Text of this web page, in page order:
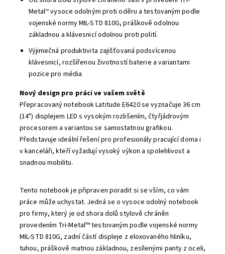
MetalTM vysoce odolným proti oděru a testovaným podle
vojenské normy MIL-STD 810G, práškově odolnou
základnou a klávesnicí odolnou proti polití.
Výjimečná produktivita zajišťovaná podsvícenou
klávesnicí, rozšířenou životností baterie a variantami
pozice pro média
Nový design pro práci ve vašem světě
Přepracovaný notebook Latitude E6420 se vyznačuje 36 cm
(14") displejem LED s vysokým rozlišením, čtyřjádrovým
procesorem a variantou se samostatnou grafikou.
Představuje ideální řešení pro profesionály pracující doma i
v kanceláři, kteří vyžadují vysoký výkon a spolehlivost a
snadnou mobilitu.
Tento notebook je připraven poradit si se vším, co vám
práce může uchystat. Jedná se o vysoce odolný notebook
pro firmy, který je od shora dolů stylově chráněn
provedením Tri-Metal™ testovaným podle vojenské normy
MIL-STD 810G, zadní částí displeje z eloxovaného hliníku,
tuhou, práškově matnou základnou, zesílenými panty z oceli,